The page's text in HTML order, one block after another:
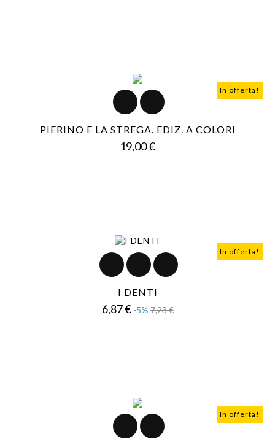
In offerta!
PIERINO E LA STREGA. EDIZ. A COLORI
19,00 €Prezzo
In offerta!
I DENTI
6,87 € Prezzo
-5% 7,23 €Prezzo
In offerta!